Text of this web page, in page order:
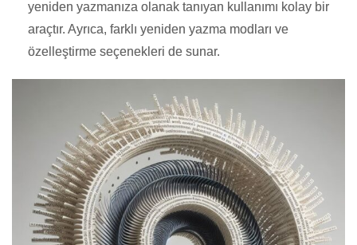
yeniden yazmanıza olanak tanıyan kullanımı kolay bir
araçtır. Ayrıca, farklı yeniden yazma modları ve
özelleştirme seçenekleri de sunar.